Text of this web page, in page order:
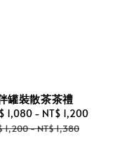
罐裝散茶茶禮
1,080 - NT$ 1,200
1,200-NT$ 1,380